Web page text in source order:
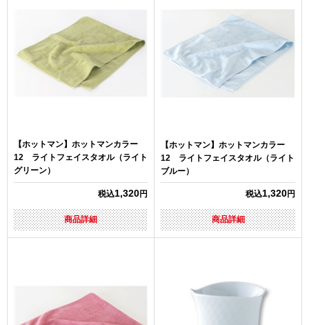
【ホットマン】ホットマンカラー
12 ライトフェイスタオル（ライト
グリーン）
税込1,320円
商品詳細
【ホットマン】ホットマンカラー
12 ライトフェイスタオル（ライト
ブルー）
税込1,320円
商品詳細